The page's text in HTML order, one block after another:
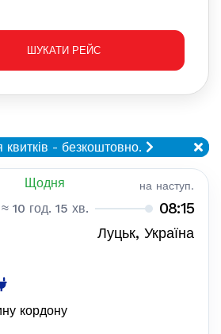
- безкоштовно.
Щодня на наступ.
≈ 10 год. 15 хв. 08:15
Луцьк, Україна
кордону